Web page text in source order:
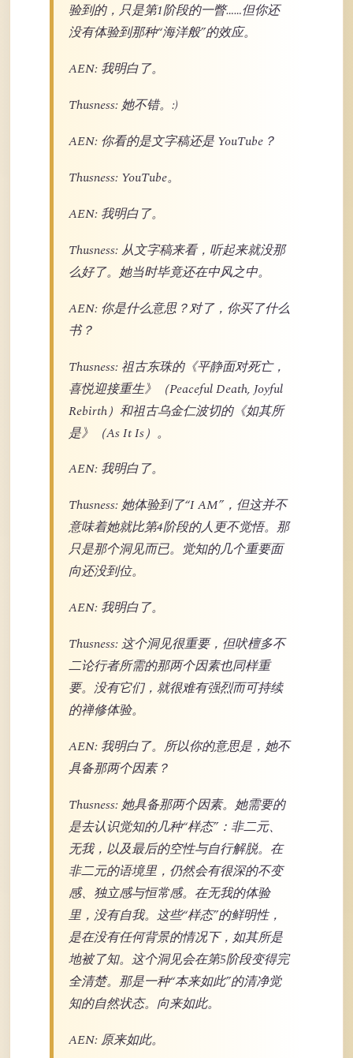
验到的，只是第1阶段的一瞥……但你还
没有体验到那种“海洋般”的效应。
AEN: 我明白了。
Thusness: 她不错。:)
AEN: 你看的是文字稿还是 YouTube？
Thusness: YouTube。
AEN: 我明白了。
Thusness: 从文字稿来看，听起来就没那
么好了。她当时毕竟还在中风之中。
AEN: 你是什么意思？对了，你买了什么
书？
Thusness: 祖古东珠的《平静面对死亡，
喜悦迎接重生》（Peaceful Death, Joyful
Rebirth）和祖古乌金仁波切的《如其所
是》（As It Is）。
AEN: 我明白了。
Thusness: 她体验到了“I AM”，但这并不
意味着她就比第4阶段的人更不觉悟。那
只是那个洞见而已。觉知的几个重要面
向还没到位。
AEN: 我明白了。
Thusness: 这个洞见很重要，但吠檀多不
二论行者所需的那两个因素也同样重
要。没有它们，就很难有强烈而可持续
的禅修体验。
AEN: 我明白了。所以你的意思是，她不
具备那两个因素？
Thusness: 她具备那两个因素。她需要的
是去认识觉知的几种“样态”：非二元、
无我，以及最后的空性与自行解脱。在
非二元的语境里，仍然会有很深的不变
感、独立感与恒常感。在无我的体验
里，没有自我。这些“样态”的鲜明性，
是在没有任何背景的情况下，如其所是
地被了知。这个洞见会在第5阶段变得完
全清楚。那是一种“本来如此”的清净觉
知的自然状态。向来如此。
AEN: 原来如此。